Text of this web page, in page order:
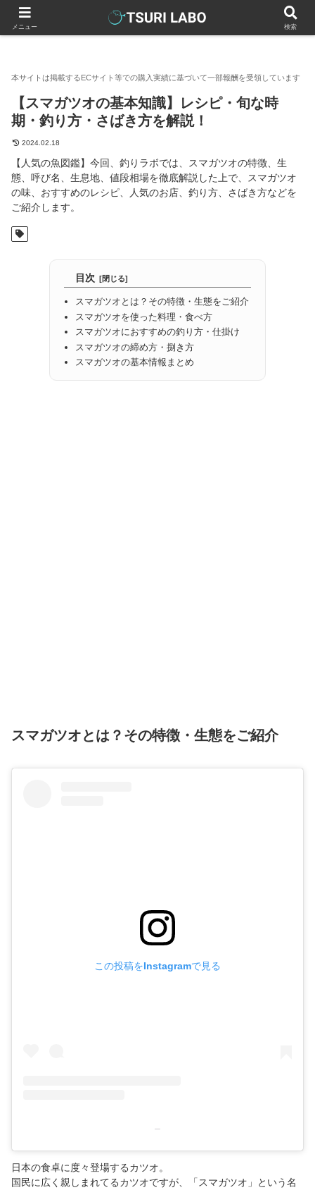
釣りラボマガジン 魚図鑑・料理 【スマガツオの基本知識】レ
【スマガツオの基本知識】レシピ・旬な時
期・釣り方・さばき方を解説！
2024.02.18
【人気の魚図鑑】今回、釣りラボでは、スマガツオの特徴、生
態、呼び名、生息地、値段相場を徹底解説した上で、スマガツオ
の味、おすすめのレシピ、人気のお店、釣り方、さばき方などを
ご紹介します。
目次
スマガツオとは？その特徴・生態をご紹介
スマガツオを使った料理・食べ方
スマガツオにおすすめの釣り方・仕掛け
スマガツオの締め方・捌き方
スマガツオの基本情報まとめ
スマガツオとは？その特徴・生態をご紹介
この投稿をInstagramで見る
–
日本の食卓に度々登場するカツオ。
国民に広く親しまれてるカツオですが、「スマガツオ」という名
メニュー 検索